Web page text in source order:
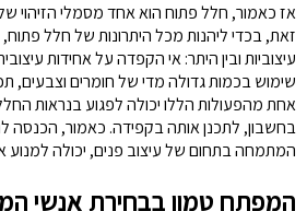
אז כאמור, חלל פתוח הוא אחד מסמלי הזיהוי
זאת, בכדי ליהנות מכל היתרונות של חלל
עיצוביות ובין היתר: אי הקפדה על אחידות
שימוש בכמות גדולה מדי של חומרים וצבעים,
אחת מהפעולות הללו יכולה לפגוע בנראות
בחשבון, לתכנן אותה בקפידה. כאמור, הכנסה
המתמחה בתחום של עיצוב פנים, יכולה למנוע
המפתח טמון בבחירת אנשי